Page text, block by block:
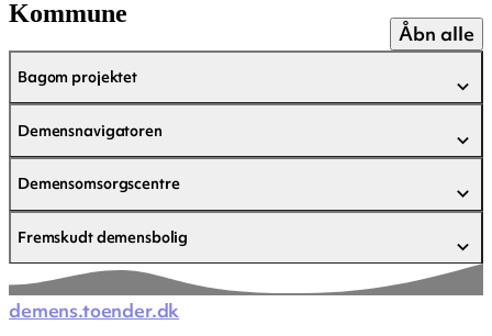
Kommune
Åbn alle
Bagom projektet
Demensnavigatoren
Demensomsorgscentre
Fremskudt demensbolig
demens.toender.dk